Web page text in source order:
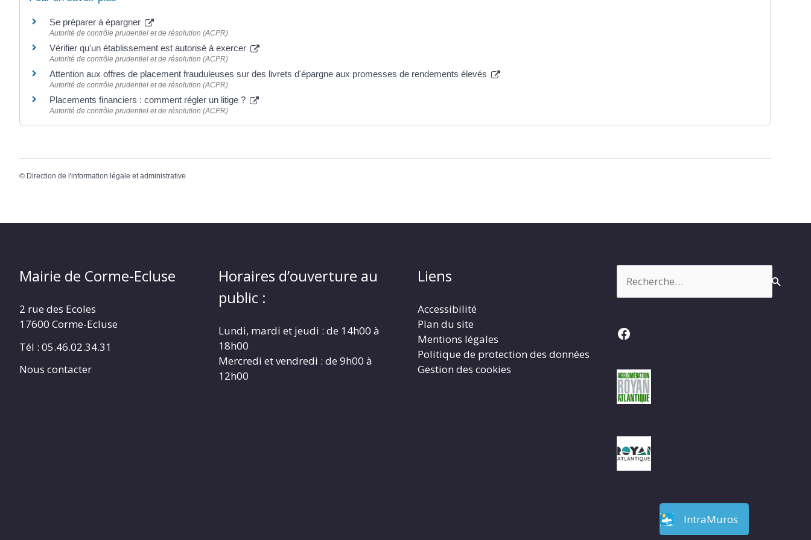
Se préparer à épargner
Autorité de contrôle prudentiel et de résolution (ACPR)
Vérifier qu'un établissement est autorisé à exercer
Autorité de contrôle prudentiel et de résolution (ACPR)
Attention aux offres de placement frauduleuses sur des livrets d'épargne aux promesses de rendements élevés
Autorité de contrôle prudentiel et de résolution (ACPR)
Placements financiers : comment régler un litige ?
Autorité de contrôle prudentiel et de résolution (ACPR)
© Direction de l'information légale et administrative
Mairie de Corme-Ecluse
2 rue des Ecoles
17600 Corme-Ecluse
Tél : 05.46.02.34.31
Nous contacter
Horaires d’ouverture au
public :
Lundi, mardi et jeudi : de 14h00 à
18h00
Mercredi et vendredi : de 9h00 à
12h00
Liens
Accessibilité
Plan du site
Mentions légales
Politique de protection des données
Gestion des cookies
Facebook
IntraMuros